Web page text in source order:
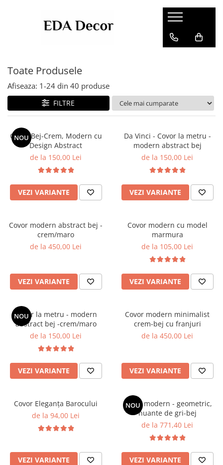
Toate Produsele
Afiseaza: 1-24 din 40 produse
FILTRE
NOU
Covor Bej-Crem, Modern cu
Design Abstract
de la 150,00 Lei
VEZI VARIANTE
Da Vinci - Covor la metru -
modern abstract bej
de la 150,00 Lei
VEZI VARIANTE
Covor modern abstract bej -
crem/maro
de la 450,00 Lei
VEZI VARIANTE
Covor modern cu model
marmura
de la 105,00 Lei
VEZI VARIANTE
NOU
Covor la metru - modern
abstract bej -crem/maro
de la 150,00 Lei
VEZI VARIANTE
Covor modern minimalist
crem-bej cu franjuri
de la 450,00 Lei
VEZI VARIANTE
Covor Eleganța Barocului
de la 94,00 Lei
VEZI VARIANTE
NOU
Covor modern - geometric,
nuante de gri-bej
de la 771,40 Lei
VEZI VARIANTE